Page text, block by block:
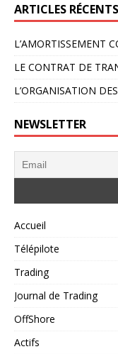
ARTICLES RÉCENTS
L’AMORTISSEMENT
LE CONTRAT DE
L’ORGANISATION
NEWSLETTER
Accueil
Télépilote
Trading
Journal de Trading
OffShore
Actifs